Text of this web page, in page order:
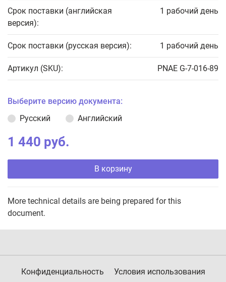
Срок поставки (английская
версия):
1 рабочий день
Срок поставки (русская версия): 1 рабочий день
Артикул (SKU): PNAE G-7-016-89
Выберите версию документа:
Русский
Английский
1 440 руб.
В корзину
More technical details are being prepared for this
document.
Конфиденциальность Условия использования